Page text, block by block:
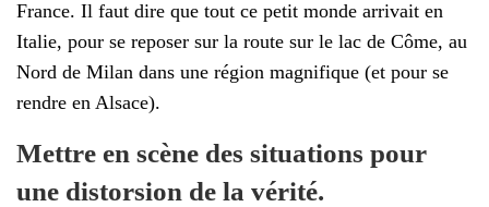
France. Il faut dire que tout ce petit monde arrivait en
Italie, pour se reposer sur la route sur le lac de Côme, au
Nord de Milan dans une région magnifique (et pour se
rendre en Alsace).
Mettre en scène des situations pour
une distorsion de la vérité.